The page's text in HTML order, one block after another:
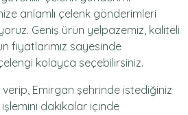
anlamlı çelenk gönderimleri
Geniş ürün yelpazemiz, kaliteli
fiyatlarımız sayesinde
kolayca seçebilirsiniz.
verip, Emirgan şehrinde istediğiniz
işlemini dakikalar içinde